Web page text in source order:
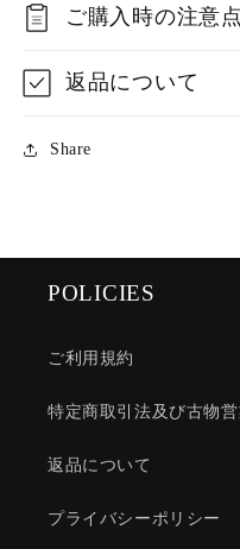
ご購入時の注意点
返品について
Share
POLICIES
ご利用規約
特定商取引法及び古物
返品について
プライバシーポリシー